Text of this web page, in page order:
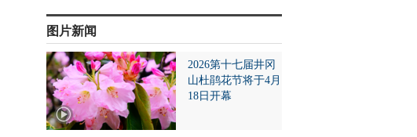
图片新闻
2026第十七届井冈
山杜鹃花节将于4月
18日开幕